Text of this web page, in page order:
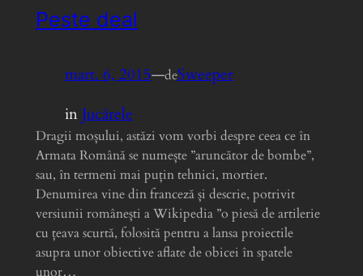
Peste deal
mart. 6, 2015—deSweeper
inJucărele
Dragii moșului, astăzi vom vorbi despre ceea ce în
Armata Română se numește ”aruncător de bombe”,
sau, în termeni mai puțin tehnici, mortier.
Denumirea vine din franceză și descrie, potrivit
versiunii românești a Wikipedia ”o piesă de artilerie
cu țeava scurtă, folosită pentru a lansa proiectile
asupra unor obiective aflate de obicei în spatele
unor…